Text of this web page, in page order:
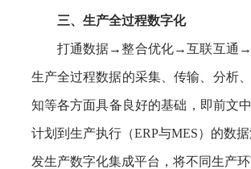
三、生产全过程数字化
打通数据→整合优化→互联互通→
生产全过程数据的采集、传输、分析
知等各方面具备良好的基础，即前文
计划到生产执行（ERP与MES）的数
发生产数字化集成平台，将不同生产